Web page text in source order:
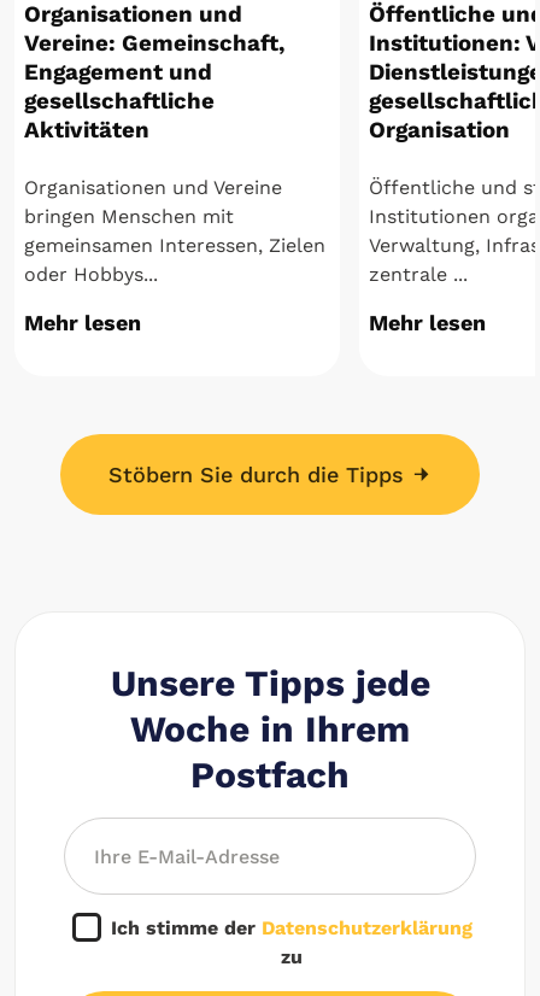
Organisationen und
Vereine: Gemeinschaft,
Engagement und
gesellschaftliche
Aktivitäten
Organisationen und Vereine
bringen Menschen mit
gemeinsamen Interessen, Zielen
oder Hobbys...
Mehr lesen
Öffentliche
Institutionen:
Organisation
Öffentliche und
Institutionen
Verwaltung,
zentrale ...
Mehr lesen
Stöbern Sie durch die Tipps
Unsere Tipps jede
Woche in Ihrem
Postfach
Ich stimme der Datenschutzerklärung
zu